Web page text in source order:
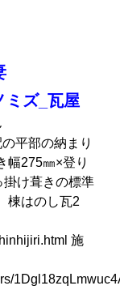
ミズ_瓦屋
平部の納まり
幅275㎜×登り
け葺きの標準
棟はのし瓦2
施